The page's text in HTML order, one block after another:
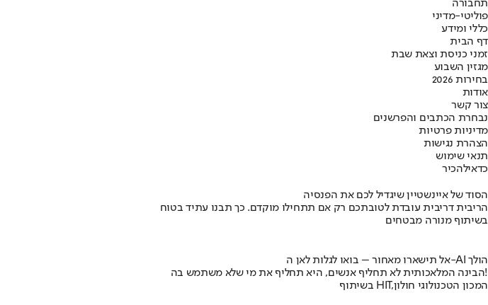
תחבורה
פוליטי-מדיני
כללי ומידע
דף הבית
זמני כניסת וצאת שבת
מגזין השבוע
בחירות 2026
אודות
צור קשר
נבחרת הכתבים והפרשנים
מדיניות פרטיות
הצהרת נגישות
תנאי שימוש
כדאילהכיר
הסוד של איינשטיין שיגדיל לכם את הפנסיה
הריבית דריבית עובדת לטובתכם רק אם תתחילו מוקדם. כך תבנו עתיד בטוח
בשיתוף מנורה מבטחים
אל תישארו מאחור – בואו לגלות לאן ה-AI הולך
הבינה המלאכותית לא תחליף אנשים, היא תחליף את מי שלא משתמש בה!
בשיתוף HIT,המכון הטכנולוגי חולון